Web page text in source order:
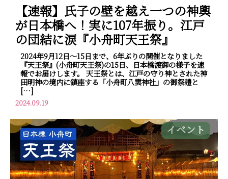
【速報】氏子の壁を越え一つの神輿
が日本橋へ！実に107年振り。江戸
の団結に涙『小舟町天王祭』
2024年9月12日～15日まで、6年ぶりの開催となりました
『天王祭』(小舟町天王祭)の15日、日本橋渡御の様子を速
報でお届けします。 天王祭とは、江戸の守り神とされた神
田明神の境内に鎮座する「小舟町八雲神社」の御祭禮と
[…]
2024.09.19
イベント